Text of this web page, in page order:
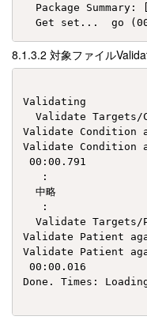
Package Summary:
対象ファイル
Validating
Validate
Validate
Validate
00:00.791
   :
  中略
   :
Validate
Validate Patient
Validate Patient
00:00.016
Done. Times: